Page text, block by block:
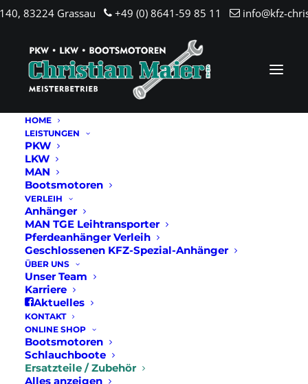
83224 Grassau +49 (0) 8641-59 85 11 info@kfz-
HOME
LEISTUNGEN
PKW
LKW
MAN
Bootsmotoren
VERLEIH
Anhänger
MAN TGE Leihtransporter
Pferdeanhänger Verleih
Geschlossenen KFZ-Spezial-Anhänger
ÜBER UNS
Unser Team
Karriere
Aktuelles
KONTAKT
ONLINE SHOP
Bootsmotoren
Schlauchboote
Ersatzteile / Zubehör
Alles anzeigen
Startseite Ersatzteile / Zubehör
Quicksilver Premium Plus 2-Stroke Marine Engine
Oil 4L